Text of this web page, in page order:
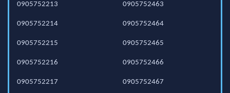
0905752213
0905752214
0905752215
0905752216
0905752217
0905752463
0905752464
0905752465
0905752466
0905752467